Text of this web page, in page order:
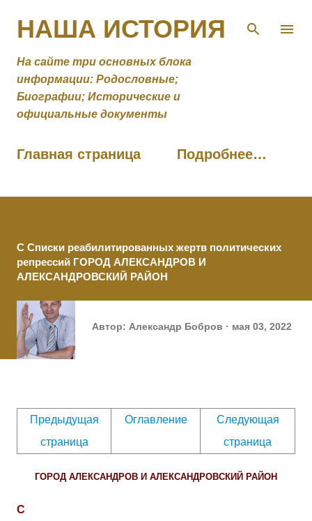
НАША ИСТОРИЯ
На сайте три основных блока
информации: Родословные;
Биографии; Исторические и
официальные документы
Главная страница Подробнее…
С Списки реабилитированных жертв политических
репрессий ГОРОД АЛЕКСАНДРОВ И
АЛЕКСАНДРОВСКИЙ РАЙОН
Автор: Александр Бобров мая 03, 2022
Предыдущая
страница
Оглавление
Следующая
страница
ГОРОД АЛЕКСАНДРОВ И АЛЕКСАНДРОВСКИЙ РАЙОН
С